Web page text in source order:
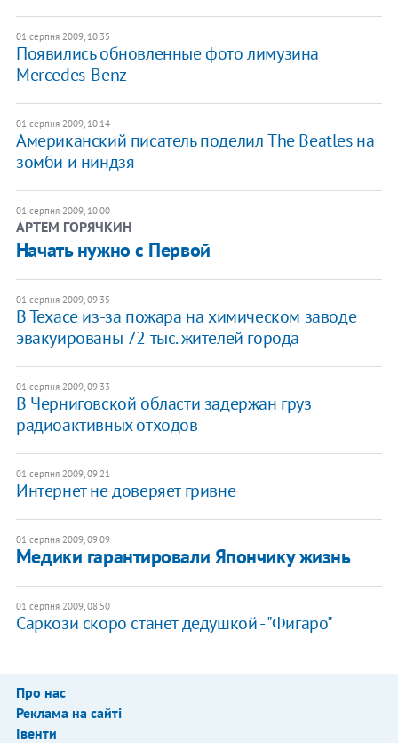
01 серпня 2009, 10:35
Появились обновленные фото лимузина
Mercedes-Benz
01 серпня 2009, 10:14
Американский писатель поделил The Beatles на
зомби и ниндзя
01 серпня 2009, 10:00
АРТЕМ ГОРЯЧКИН
Начать нужно с Первой
01 серпня 2009, 09:35
В Техасе из-за пожара на химическом заводе
эвакуированы 72 тыс. жителей города
01 серпня 2009, 09:33
В Черниговской области задержан груз
радиоактивных отходов
01 серпня 2009, 09:21
Интернет не доверяет гривне
01 серпня 2009, 09:09
Медики гарантировали Япончику жизнь
01 серпня 2009, 08:50
Саркози скоро станет дедушкой - "Фигаро"
Про нас
Реклама на сайті
Івенти